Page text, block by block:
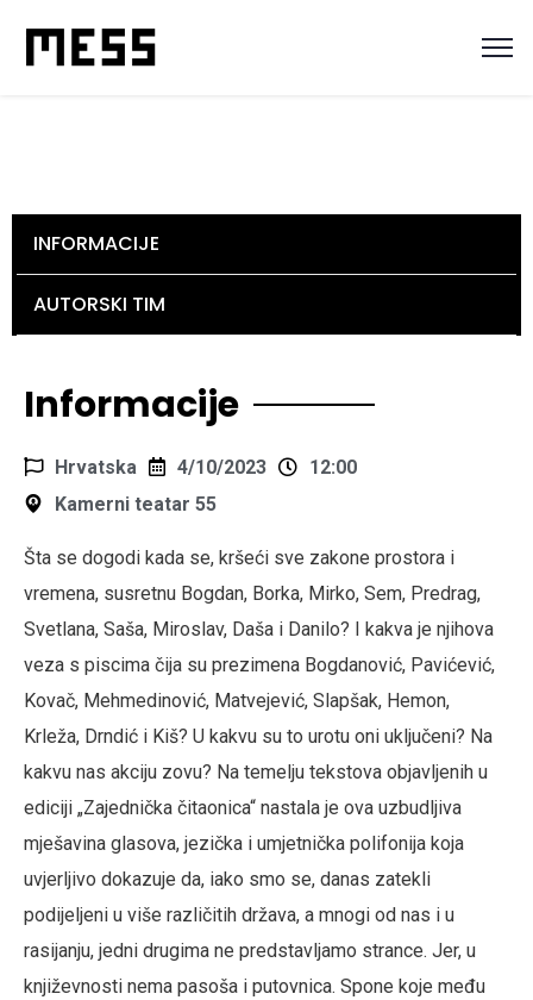
INFORMACIJE
AUTORSKI TIM
Informacije
Hrvatska 4/10/2023
12:00
Kamerni teatar 55
Šta se dogodi kada se, kršeći sve zakone prostora i
vremena, susretnu Bogdan, Borka, Mirko, Sem, Predrag,
Svetlana, Saša, Miroslav, Daša i Danilo? I kakva je njihova
veza s piscima čija su prezimena Bogdanović, Pavićević,
Kovač, Mehmedinović, Matvejević, Slapšak, Hemon,
Krleža, Drndić i Kiš? U kakvu su to urotu oni uključeni? Na
kakvu nas akciju zovu? Na temelju tekstova objavljenih u
ediciji „Zajednička čitaonica“ nastala je ova uzbudljiva
mješavina glasova, jezička i umjetnička polifonija koja
uvjerljivo dokazuje da, iako smo se, danas zatekli
podijeljeni u više različitih država, a mnogi od nas i u
rasijanju, jedni drugima ne predstavljamo strance. Jer, u
književnosti nema pasoša i putovnica. Spone koje među